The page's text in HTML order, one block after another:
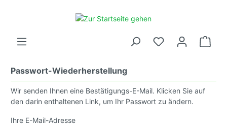
Passwort-Wiederherstellung
Wir senden Ihnen eine Bestätigungs-E-Mail. Klicken Sie auf
den darin enthaltenen Link, um Ihr Passwort zu ändern.
Ihre E-Mail-Adresse